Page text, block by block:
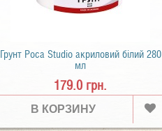
Грунт Роса Studio акриловий білий 280
мл
179.0 грн.
В КОРЗИНУ